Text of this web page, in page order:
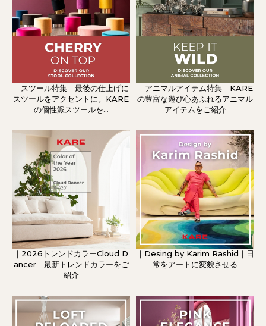
｜スツール特集｜最後の仕上げに
スツールをアクセントに。KARE
の個性派スツールを...
｜アニマルアイテム特集｜KARE
の豊富な遊び心あふれるアニマル
アイテムをご紹介
｜2026トレンドカラーCloud D
ancer｜最新トレンドカラーをご
紹介
｜Desing by Karim Rashid｜日
常をアートに変貌させる